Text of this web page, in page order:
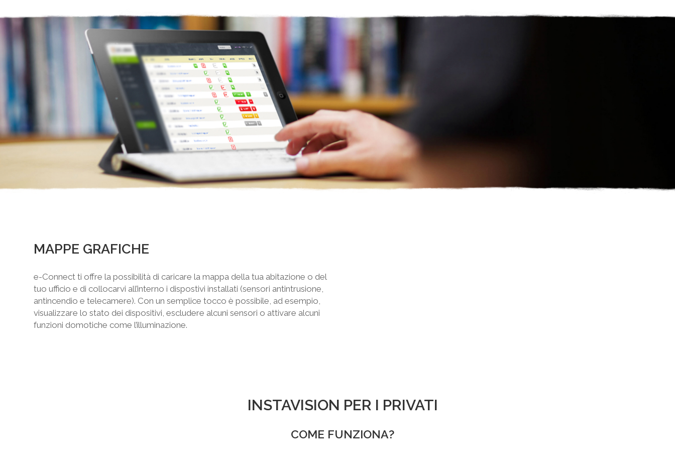
MAPPE GRAFICHE
e-Connect ti offre la possibilità di caricare la mappa della tua abitazione o del
tuo ufficio e di collocarvi all’interno i dispostivi installati (sensori antintrusione,
antincendio e telecamere). Con un semplice tocco è possibile, ad esempio,
visualizzare lo stato dei dispositivi, escludere alcuni sensori o attivare alcuni
funzioni domotiche come l’illuminazione.
INSTAVISION PER I PRIVATI
COME FUNZIONA?